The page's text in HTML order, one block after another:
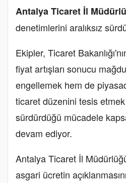
Antalya Ticaret İl
denetimlerini aralıksız
Ekipler, Ticaret
fiyat artışları sonucu
engellemek hem de
ticaret düzenini tesis etmek
sürdürdüğü mücadele
devam ediyor.
Antalya Ticaret İl
asgari ücretin